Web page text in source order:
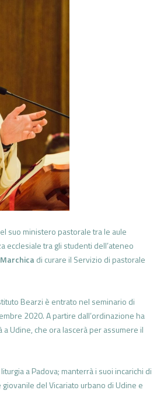
suo ministero pastorale tra le aule
ecclesiale tra gli studenti dell’ateneo
di curare il Servizio di pastorale
Bearzi è entrato nel seminario di
2020. A partire dall’ordinazione ha
Udine, che ora lascerà per assumere il
a Padova; manterrà i suoi incarichi di
del Vicariato urbano di Udine e